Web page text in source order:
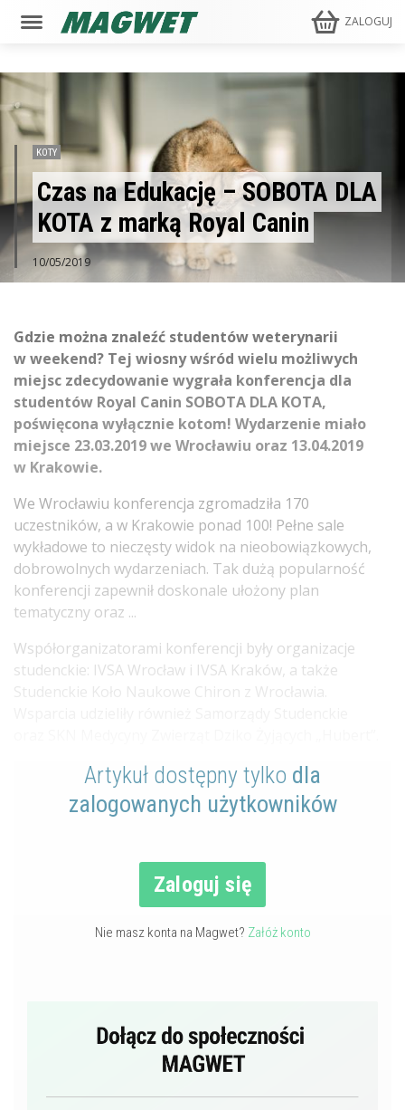
ZALOGUJ
KOTY
Czas na Edukację – SOBOTA DLA
KOTA z marką Royal Canin
10/05/2019
Gdzie można znaleźć studentów weterynarii
w weekend? Tej wiosny wśród wielu możliwych
miejsc zdecydowanie wygrała konferencja dla
studentów Royal Canin SOBOTA DLA KOTA,
poświęcona wyłącznie kotom! Wydarzenie miało
miejsce 23.03.2019 we Wrocławiu oraz 13.04.2019
w Krakowie.
We Wrocławiu konferencja zgromadziła 170
uczestników, a w Krakowie ponad 100! Pełne sale
wykładowe to nieczęsty widok na nieobowiązkowych,
dobrowolnych wydarzeniach. Tak dużą popularność
konferencji zapewnił doskonale ułożony plan
tematyczny oraz ...
Współorganizatorami konferencji były organizacje
studenckie: IVSA Wrocław i IVSA Kraków, a także
Studenckie Koło Naukowe Chiron z Wrocławia.
Artykuł dostępny tylko dla
zalogowanych użytkowników
Zaloguj się
Nie masz konta na Magwet? Załóż konto